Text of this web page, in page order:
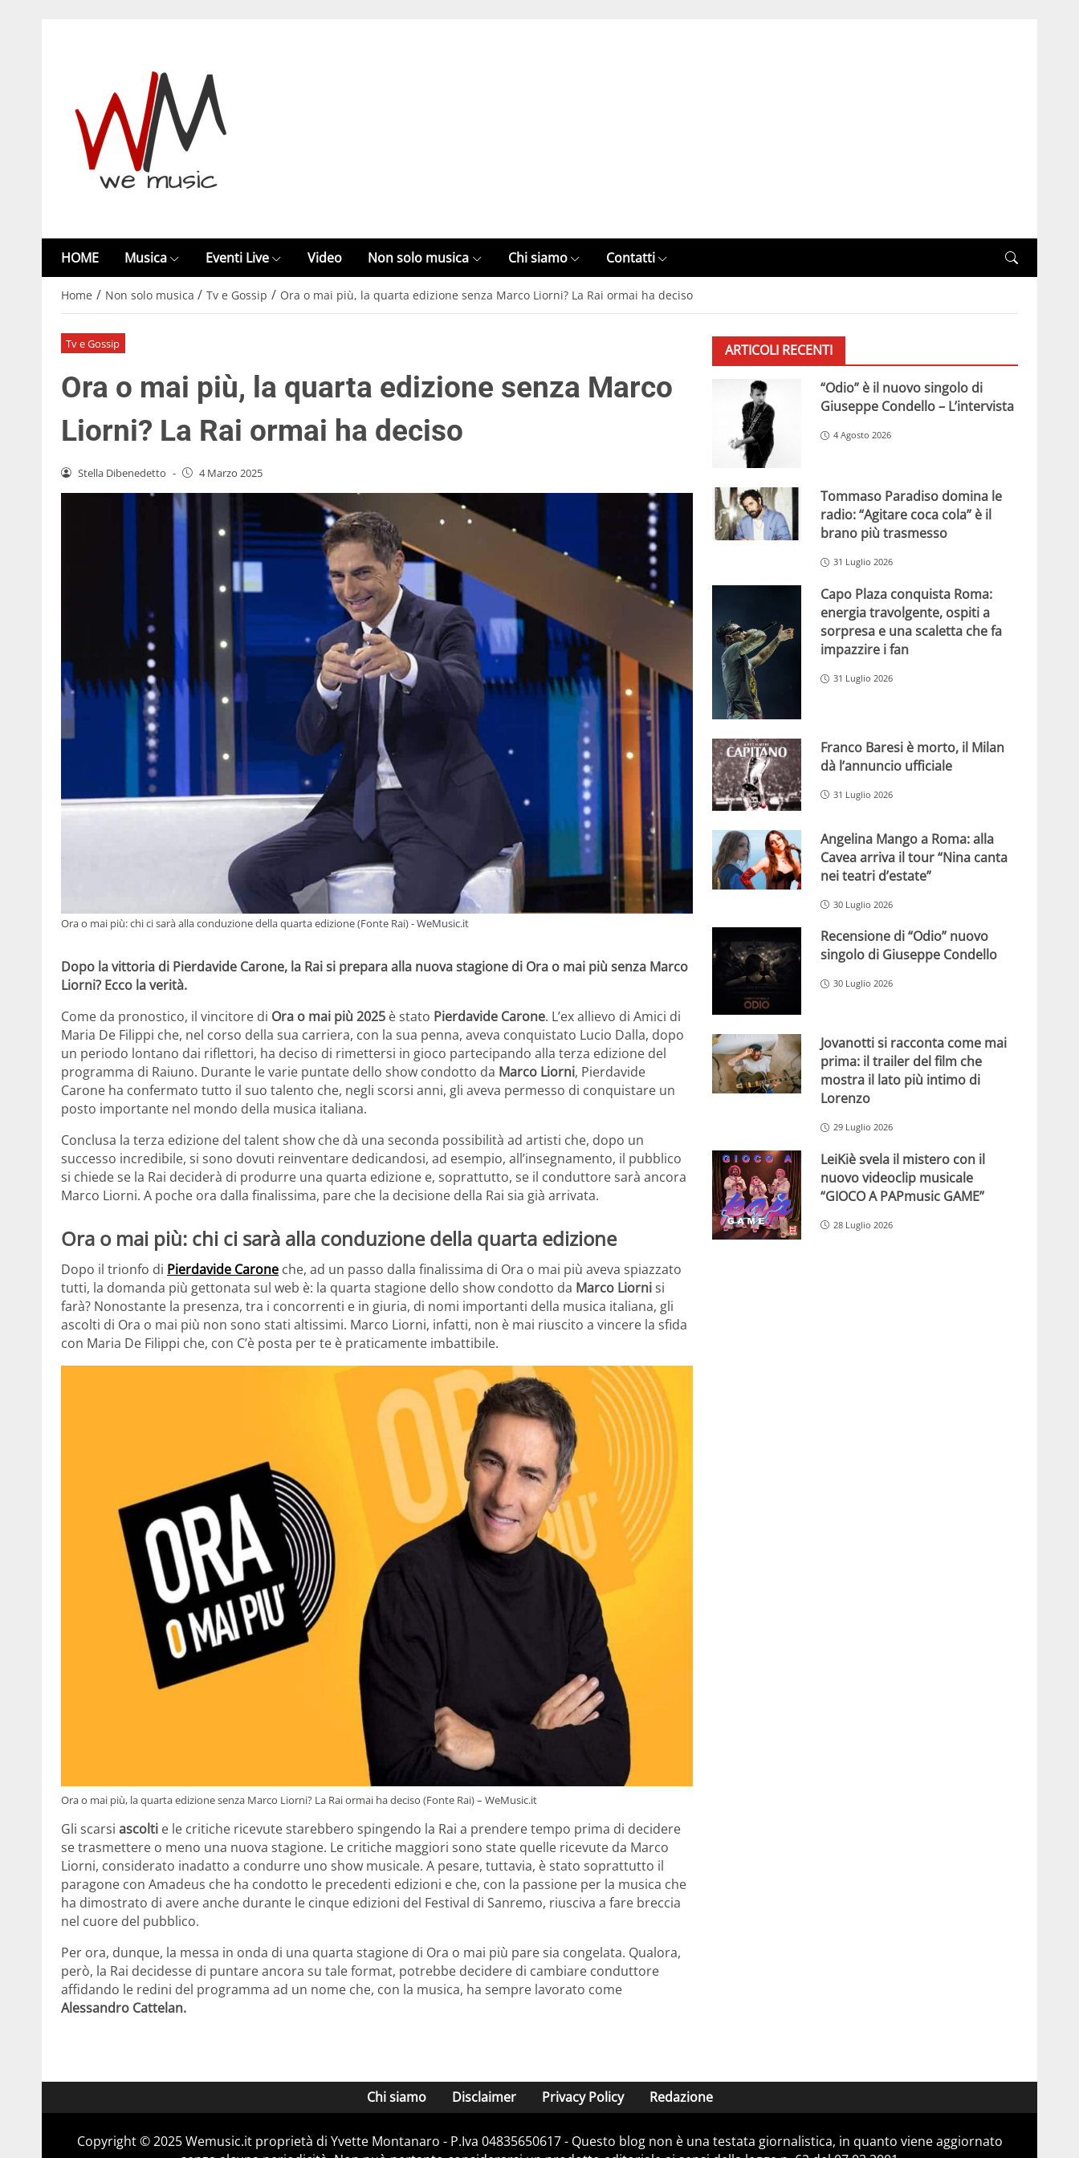
HOME Musica Eventi Live Video Non solo musica Chi siamo Contatti
Home / Non solo musica / Tv e Gossip / Ora o mai più, la quarta edizione senza Marco Liorni? La Rai ormai ha deciso
Tv e Gossip
Ora o mai più, la quarta edizione senza Marco
Liorni? La Rai ormai ha deciso
Stella Dibenedetto - 4 Marzo 2025
Ora o mai più: chi ci sarà alla conduzione della quarta edizione (Fonte Rai) - WeMusic.it
Dopo la vittoria di Pierdavide Carone, la Rai si prepara alla nuova stagione di Ora o mai più senza Marco
Liorni? Ecco la verità.
Come da pronostico, il vincitore di Ora o mai più 2025 è stato Pierdavide Carone. L’ex allievo di Amici di
Maria De Filippi che, nel corso della sua carriera, con la sua penna, aveva conquistato Lucio Dalla, dopo
un periodo lontano dai riflettori, ha deciso di rimettersi in gioco partecipando alla terza edizione del
programma di Raiuno. Durante le varie puntate dello show condotto da Marco Liorni, Pierdavide
Carone ha confermato tutto il suo talento che, negli scorsi anni, gli aveva permesso di conquistare un
posto importante nel mondo della musica italiana.
Conclusa la terza edizione del talent show che dà una seconda possibilità ad artisti che, dopo un
successo incredibile, si sono dovuti reinventare dedicandosi, ad esempio, all’insegnamento, il pubblico
si chiede se la Rai deciderà di produrre una quarta edizione e, soprattutto, se il conduttore sarà ancora
Marco Liorni. A poche ora dalla finalissima, pare che la decisione della Rai sia già arrivata.
Ora o mai più: chi ci sarà alla conduzione della quarta edizione
Dopo il trionfo di Pierdavide Carone che, ad un passo dalla finalissima di Ora o mai più aveva spiazzato
tutti, la domanda più gettonata sul web è: la quarta stagione dello show condotto da Marco Liornisi
farà? Nonostante la presenza, tra i concorrenti e in giuria, di nomi importanti della musica italiana, gli
ascolti di Ora o mai più non sono stati altissimi. Marco Liorni, infatti, non è mai riuscito a vincere la sfida
con Maria De Filippi che, con C’è posta per te è praticamente imbattibile.
Ora o mai più, la quarta edizione senza Marco Liorni? La Rai ormai ha deciso (Fonte Rai) – WeMusic.it
Gli scarsi ascolti e le critiche ricevute starebbero spingendo la Rai a prendere tempo prima di decidere
se trasmettere o meno una nuova stagione. Le critiche maggiori sono state quelle ricevute da Marco
Liorni, considerato inadatto a condurre uno show musicale. A pesare, tuttavia, è stato soprattutto il
paragone con Amadeus che ha condotto le precedenti edizioni e che, con la passione per la musica che
ha dimostrato di avere anche durante le cinque edizioni del Festival di Sanremo, riusciva a fare breccia
nel cuore del pubblico.
Per ora, dunque, la messa in onda di una quarta stagione di Ora o mai più pare sia congelata. Qualora,
però, la Rai decidesse di puntare ancora su tale format, potrebbe decidere di cambiare conduttore
affidando le redini del programma ad un nome che, con la musica, ha sempre lavorato come
Alessandro Cattelan.
ARTICOLI RECENTI
“Odio” è il nuovo singolo di
Giuseppe Condello – L’intervista
4 Agosto 2026
Tommaso Paradiso domina le
radio: “Agitare coca cola” è il
brano più trasmesso
31 Luglio 2026
Capo Plaza conquista Roma:
energia travolgente, ospiti a
sorpresa e una scaletta che fa
impazzire i fan
31 Luglio 2026
Franco Baresi è morto, il Milan
dà l’annuncio ufficiale
31 Luglio 2026
Angelina Mango a Roma: alla
Cavea arriva il tour “Nina canta
nei teatri d’estate”
30 Luglio 2026
Recensione di “Odio” nuovo
singolo di Giuseppe Condello
30 Luglio 2026
Jovanotti si racconta come mai
prima: il trailer del film che
mostra il lato più intimo di
Lorenzo
29 Luglio 2026
LeiKiè svela il mistero con il
nuovo videoclip musicale
“GIOCO A PAPmusic GAME”
28 Luglio 2026
Chi siamo Disclaimer Privacy Policy Redazione
Copyright © 2025 Wemusic.it proprietà di Yvette Montanaro - P.Iva 04835650617 - Questo blog non è una testata giornalistica, in quanto viene aggiornato